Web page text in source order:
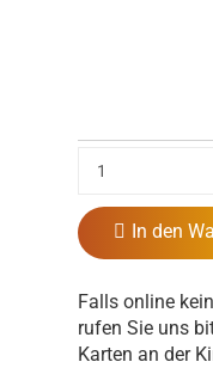
In den
Falls online
rufen Sie uns
Karten an der